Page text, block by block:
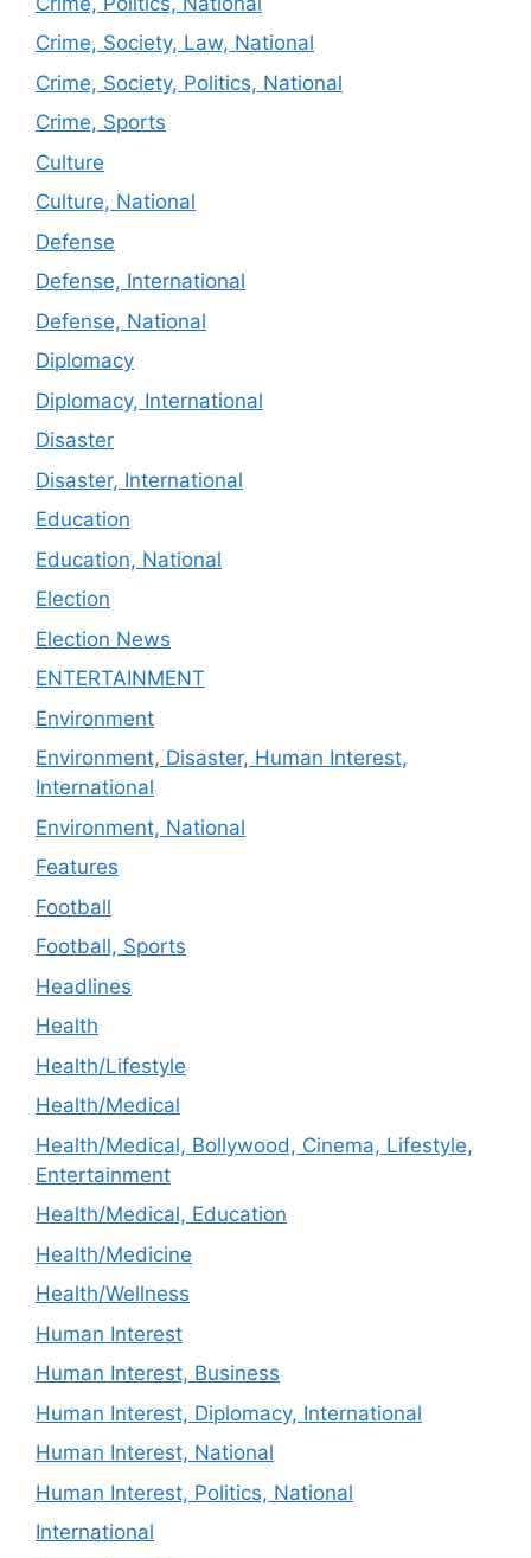
Crime, Society, Law, National
Crime, Society, Politics, National
Crime, Sports
Culture
Culture, National
Defense
Defense, International
Defense, National
Diplomacy
Diplomacy, International
Disaster
Disaster, International
Education
Education, National
Election
Election News
ENTERTAINMENT
Environment
Environment, Disaster, Human Interest,
International
Environment, National
Features
Football
Football, Sports
Headlines
Health
Health/Lifestyle
Health/Medical
Health/Medical, Bollywood, Cinema, Lifestyle,
Entertainment
Health/Medical, Education
Health/Medicine
Health/Wellness
Human Interest
Human Interest, Business
Human Interest, Diplomacy, International
Human Interest, National
Human Interest, Politics, National
International